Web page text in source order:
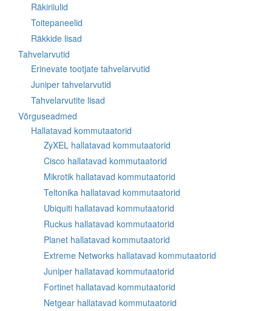
Räkiriiulid
Toitepaneelid
Räkkide lisad
Tahvelarvutid
Erinevate tootjate tahvelarvutid
Juniper tahvelarvutid
Tahvelarvutite lisad
Võrguseadmed
Hallatavad kommutaatorid
ZyXEL hallatavad kommutaatorid
Cisco hallatavad kommutaatorid
Mikrotik hallatavad kommutaatorid
Teltonika hallatavad kommutaatorid
Ubiquiti hallatavad kommutaatorid
Ruckus hallatavad kommutaatorid
Planet hallatavad kommutaatorid
Extreme Networks hallatavad kommutaatorid
Juniper hallatavad kommutaatorid
Fortinet hallatavad kommutaatorid
Netgear hallatavad kommutaatorid